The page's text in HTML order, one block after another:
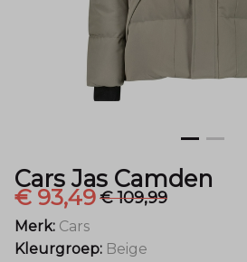
Cars Jas Camden
€ 93,49€ 109,99
Merk: Cars
Kleurgroep: Beige